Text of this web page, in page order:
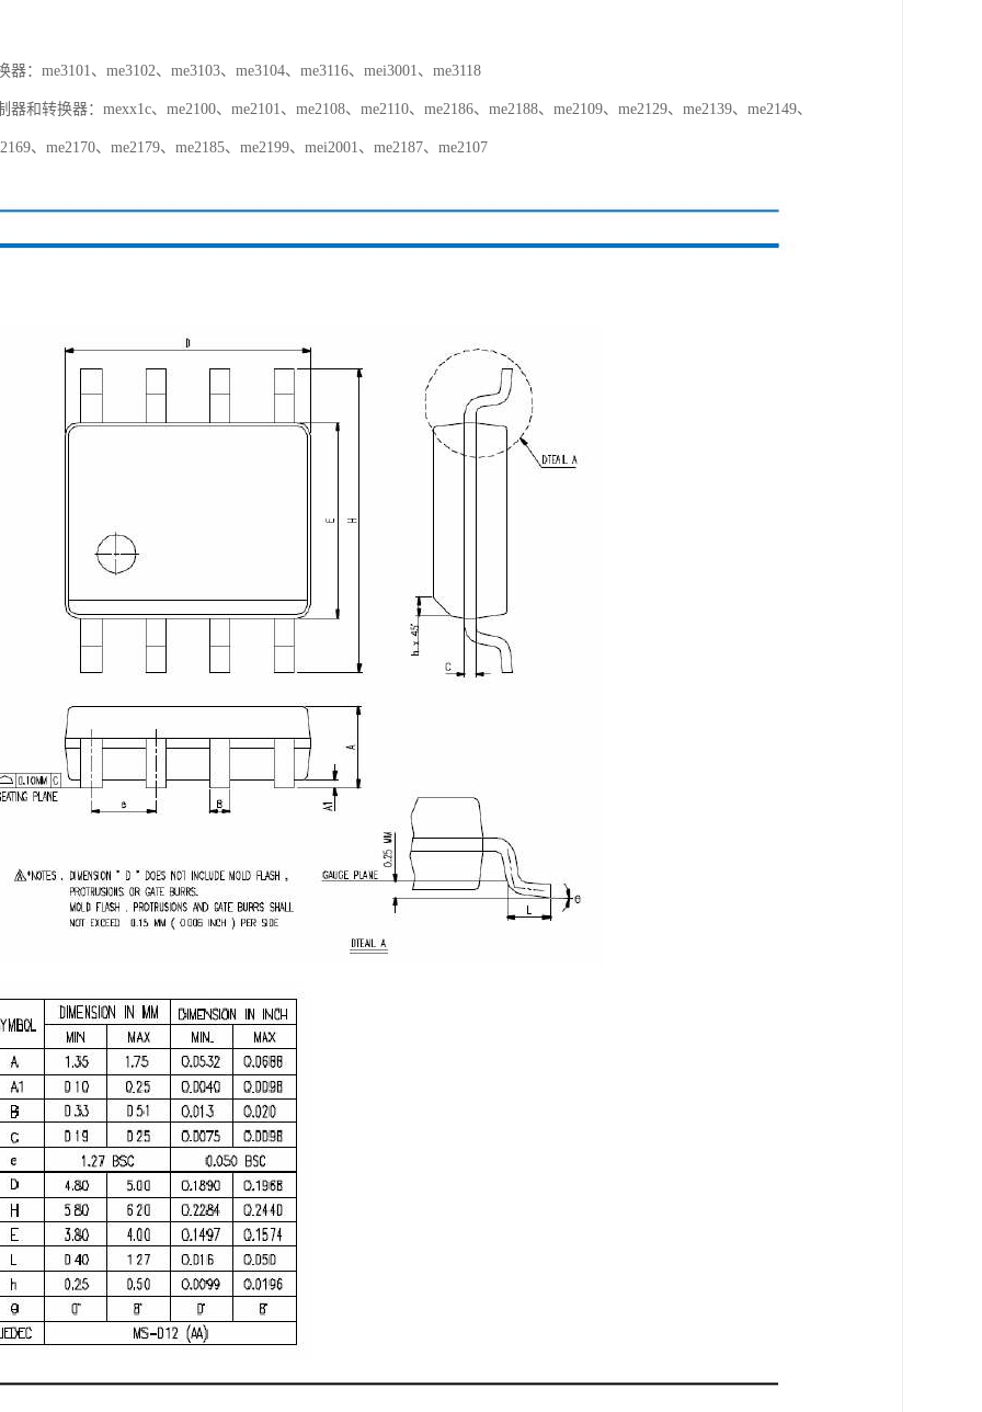
器：me3101、me3102、me3103、me3104、me3116、mei3001、me3118
器和转换器：mexx1c、me2100、me2101、me2108、me2110、me2186、me2188、me2109、me2129、me2139、me2149、
、me2170、me2179、me2185、me2199、mei2001、me2187、me2107